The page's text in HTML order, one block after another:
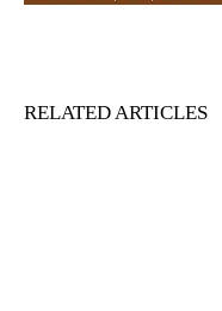
RELATED ARTICLES